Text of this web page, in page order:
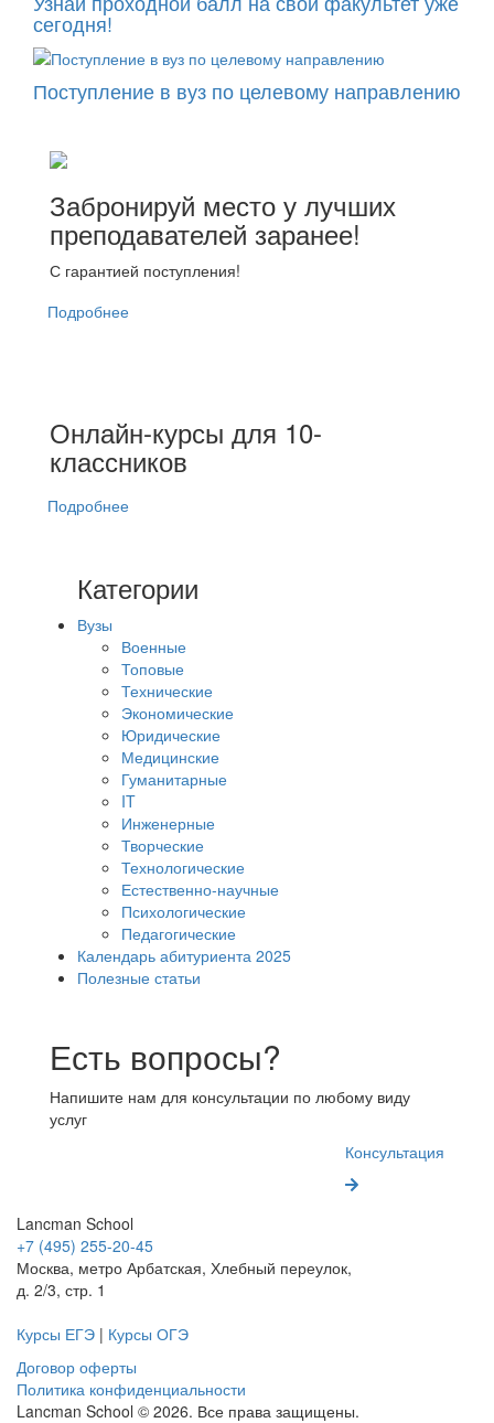
сегодня!
Поступление в вуз по целевому направлению
Забронируй место у лучших
преподавателей заранее!
С гарантией поступления!
Подробнее
Онлайн-курсы для 10-
классников
Подробнее
Категории
Вузы
Военные
Топовые
Технические
Экономические
Юридические
Медицинские
Гуманитарные
IT
Инженерные
Творческие
Технологические
Естественно-научные
Психологические
Педагогические
Календарь абитуриента 2025
Полезные статьи
Есть вопросы?
Напишите нам для консультации по любому виду
услуг
Консультация
Lancman School
+7 (495) 255-20-45
Москва, метро Арбатская, Хлебный переулок,
д. 2/3, стр. 1
Курсы ЕГЭ | Курсы ОГЭ
Договор оферты
Политика конфиденциальности
Lancman School © 2026. Все права защищены.